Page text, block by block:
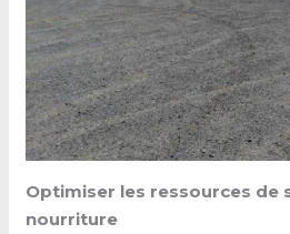
Optimiser les ressources de
nourriture